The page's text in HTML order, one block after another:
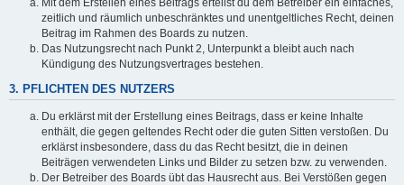
Mit dem Erstellen eines Beitrags erteilst du dem Betreiber ein einfaches,
zeitlich und räumlich unbeschränktes und unentgeltliches Recht, deinen
Beitrag im Rahmen des Boards zu nutzen.
Das Nutzungsrecht nach Punkt 2, Unterpunkt a bleibt auch nach
Kündigung des Nutzungsvertrages bestehen.
3. PFLICHTEN DES NUTZERS
Du erklärst mit der Erstellung eines Beitrags, dass er keine Inhalte
enthält, die gegen geltendes Recht oder die guten Sitten verstoßen. Du
erklärst insbesondere, dass du das Recht besitzt, die in deinen
Beiträgen verwendeten Links und Bilder zu setzen bzw. zu verwenden.
Der Betreiber des Boards übt das Hausrecht aus. Bei Verstößen gegen